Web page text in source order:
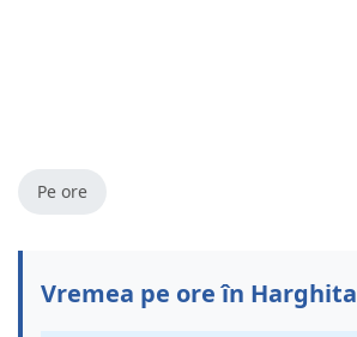
Pe ore
Vremea pe ore în Harghita